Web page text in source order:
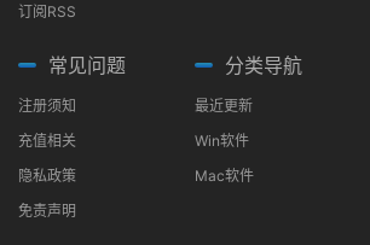
订阅RSS
常见问题
注册须知
充值相关
隐私政策
免责声明
分类导航
最近更新
Win软件
Mac软件